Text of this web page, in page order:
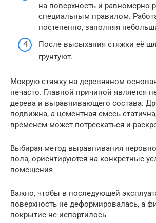
на поверхность и равномерно
специальным правилом.
постепенно, заполняя
После высыхания стяжки её
грунтуют.
Мокрую стяжку на деревянном
нечасто. Главной причиной является
дерева и выравнивающего состава.
подвижна, а цементная смесь
временем может потрескаться и
Выбирая метод выравнивания
пола, ориентируются на конкретные
помещения
Важно, чтобы в последующей
поверхность не деформировалась, а
покрытие не испортилось